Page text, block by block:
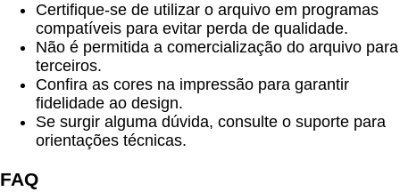
Certifique-se de utilizar o arquivo em programas
compatíveis para evitar perda de qualidade.
Não é permitida a comercialização do arquivo para
terceiros.
Confira as cores na impressão para garantir
fidelidade ao design.
Se surgir alguma dúvida, consulte o suporte para
orientações técnicas.
FAQ